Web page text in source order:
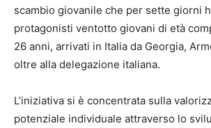
scambio giovanile che per sette giorni
protagonisti ventotto giovani di età
26 anni, arrivati in Italia da Georgia,
oltre alla delegazione italiana.
L’iniziativa si è concentrata sulla
potenziale individuale attraverso lo